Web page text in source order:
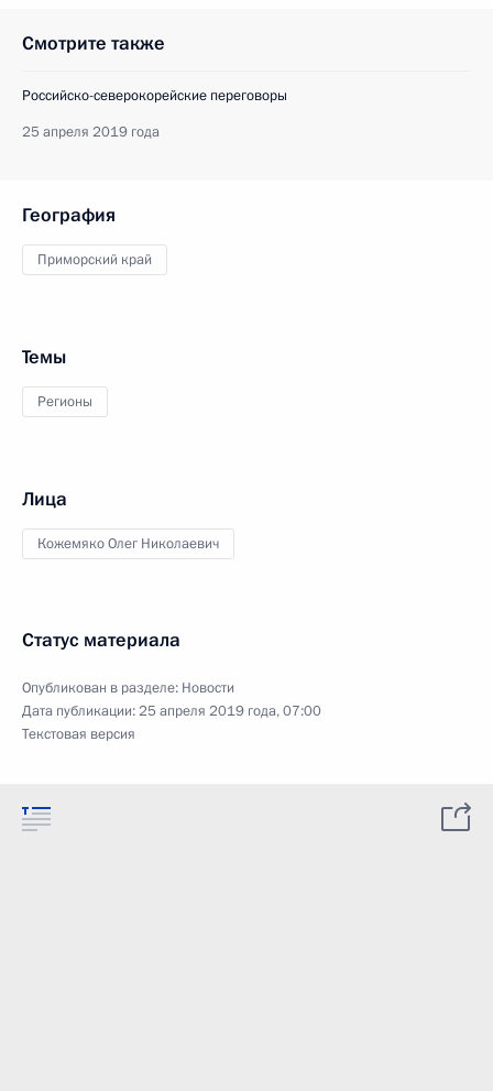
Смотрите также
Российско-северокорейские переговоры
25 апреля 2019 года
География
Приморский край
Темы
Регионы
Лица
Кожемяко Олег Николаевич
Статус материала
Опубликован в разделе: Новости
Дата публикации:25 апреля 2019 года, 07:00
Текстовая версия